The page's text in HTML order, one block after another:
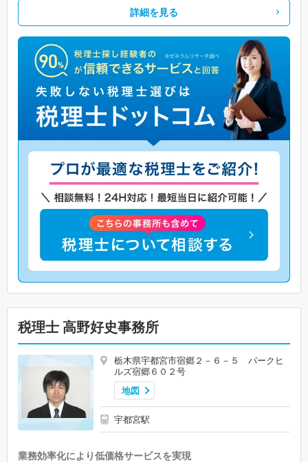
詳細を見る
税理士 高野好史事務所
栃木県宇都宮市宿郷２－６－５ パークヒ
ルズ宿郷６０２号
地図
宇都宮駅
業務効率化により低価格サービスを実現